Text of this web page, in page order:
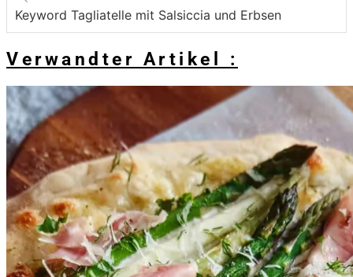
Keyword Tagliatelle mit Salsiccia und Erbsen
Verwandter Artikel :